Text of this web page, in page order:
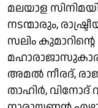
മലയാള
നടന്മാരും,
സലിം
അമൽ നീരദ്,
താഹിർ,